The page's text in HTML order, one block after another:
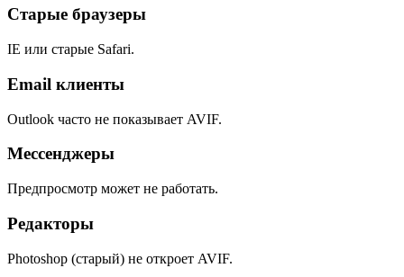
Старые браузеры
IE или старые Safari.
Email клиенты
Outlook часто не показывает AVIF.
Мессенджеры
Предпросмотр может не работать.
Редакторы
Photoshop (старый) не откроет AVIF.